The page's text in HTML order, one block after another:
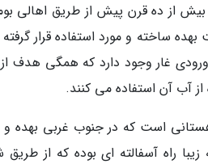
بیش از ده قرن پیش از طریق اهالی
ساخته و مورد استفاده قرار
غار وجود دارد که همگی هدف
آب آن استفاده می کنند.
است که در جنوب غربی بهده
زیبا راه آسفالته ای بوده که از